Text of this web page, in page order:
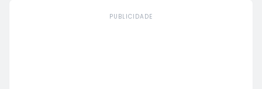
PUBLICIDADE